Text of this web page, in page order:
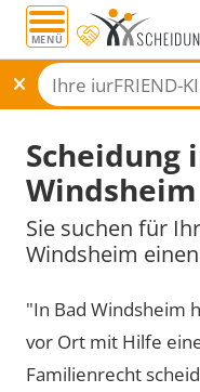
MENÜ
Scheidung
Windsheim
Sie suchen für
Windsheim
"In Bad Windsheim
vor Ort mit Hilfe
Familienrecht